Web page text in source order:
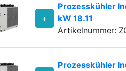
+
Prozesskühler
kW 18.11
Artikelnummer:
Prozesskühler